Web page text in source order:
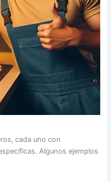
cada uno con
Algunos ejemplos